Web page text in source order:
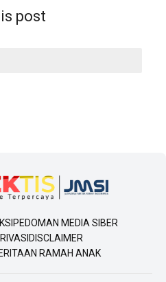
post
PEDOMAN MEDIA SIBER
DISCLAIMER
RAMAH ANAK